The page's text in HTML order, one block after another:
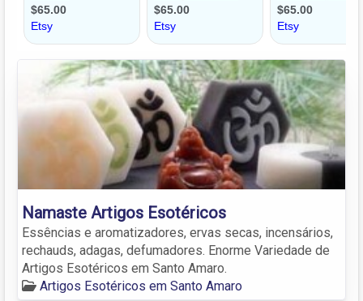
Namaste Artigos Esotéricos
Essências e aromatizadores, ervas secas, incensários,
rechauds, adagas, defumadores. Enorme Variedade de
Artigos Esotéricos em Santo Amaro.
Artigos Esotéricos em Santo Amaro